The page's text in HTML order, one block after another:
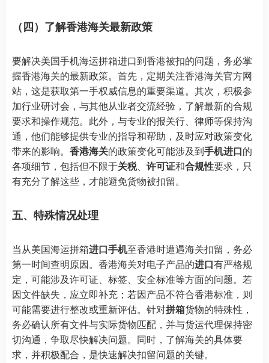
（四）了解香港海关最新政策
要解决美国手机海运拼箱进口到香港被扣的问题，务必掌
握香港海关的最新政策。首先，定期关注香港海关官方网
站，这是获取第一手权威信息的重要渠道。其次，积极参
加行业研讨会，与其他从业者交流经验，了解最新的合规
要求和操作规范。此外，与专业的报关行、律师等保持沟
通，他们能够提供专业的指导和帮助，及时应对政策变化
带来的影响。 香港海关的政策变化可能涉及到手机进口的
各项细节，包括但不限于关税、 许可证和合规性要求，只
有充分了解这些，才能避免货物被扣留。
五、特殊情况处理
当从美国海运拼箱进口手机至香港时遭遇海关扣留，务必
第一时间查明原因。香港海关对电子产品的进口有严格规
定，可能涉及许可证、标签、安全标准等方面的问题。若
因文件缺失，应立即补充；若因产品不符合香港标准，则
可能需要进行整改或重新评估。针对拼箱货物的特殊性，
务必确认所有文件与实际货物匹配，并与货运代理保持密
切沟通，争取尽快解决问题。同时，了解海关的具体要
求，并积极配合，是快速解决扣留问题的关键。